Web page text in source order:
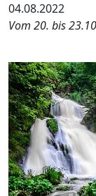
04.08.2022
Vom 20. bis